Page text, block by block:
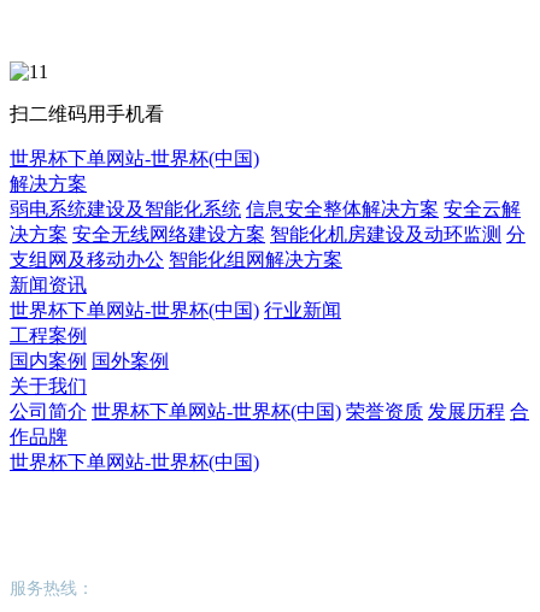
扫二维码用手机看
世界杯下单网站-世界杯(中国)
解决方案
弱电系统建设及智能化系统 信息安全整体解决方案 安全云解
决方案 安全无线网络建设方案 智能化机房建设及动环监测 分
支组网及移动办公 智能化组网解决方案
新闻资讯
世界杯下单网站-世界杯(中国) 行业新闻
工程案例
国内案例 国外案例
关于我们
公司简介 世界杯下单网站-世界杯(中国) 荣誉资质 发展历程 合
作品牌
世界杯下单网站-世界杯(中国)
服务热线：